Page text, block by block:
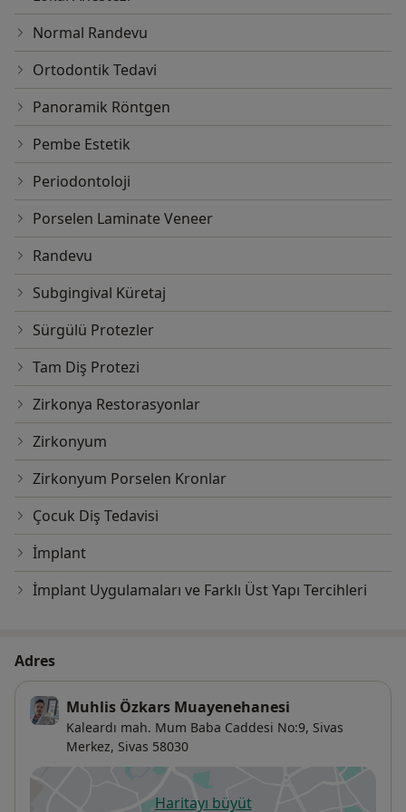
Normal Randevu
Ortodontik Tedavi
Panoramik Röntgen
Pembe Estetik
Periodontoloji
Porselen Laminate Veneer
Randevu
Subgingival Küretaj
Sürgülü Protezler
Tam Diş Protezi
Zirkonya Restorasyonlar
Zirkonyum
Zirkonyum Porselen Kronlar
Çocuk Diş Tedavisi
İmplant
İmplant Uygulamaları ve Farklı Üst Yapı Tercihleri
Adres
Muhlis Özkars Muayenehanesi
Kaleardı mah. Mum Baba Caddesi No:9, Sivas
Merkez, Sivas 58030
Haritayı büyüt